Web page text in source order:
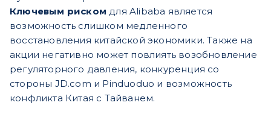
Ключевым риском для Alibaba является
возможность слишком медленного
восстановления китайской экономики. Также на
акции негативно может повлиять возобновление
регуляторного давления, конкуренция со
стороны JD.com и Pinduoduo и возможность
конфликта Китая с Тайванем.